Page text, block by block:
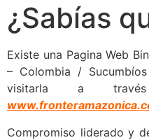
¿Sabías
Existe una Pagina Web
– Colombia /
visitarla a
Compromiso liderado y